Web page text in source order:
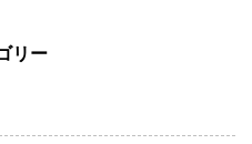
リー